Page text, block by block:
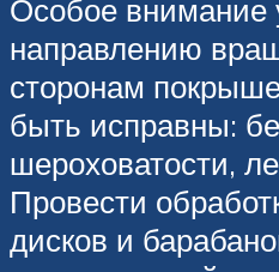
Особое внимание
направлению
сторонам
быть исправны:
шероховатости,
Провести
дисков и